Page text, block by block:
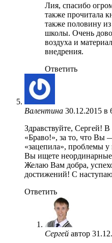
Лия, спасибо
также прочитала
также половину
школы. Очень
воздуха и
внедрения.
Ответить
Валентина 30.12.2015 в
Здравствуйте, Сергей!
«Браво!», за то, что Вы
«зацепила», проблемы у
Вы ищете
Желаю Вам добра,
достижений! С
Ответить
Сергей автор